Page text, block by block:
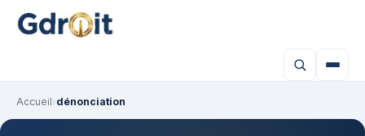
Accueil›dénonciation